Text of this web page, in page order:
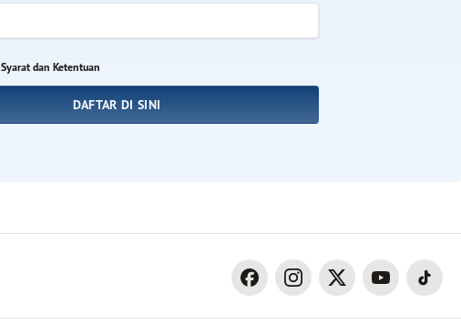
Syarat dan Ketentuan
DAFTAR DI SINI
facebookinstagramtwitter youtube tiktok